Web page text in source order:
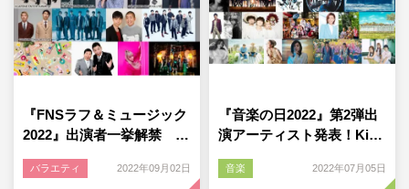
『FNSラフ＆ミュージック
2022』出演者一挙解禁 …
バラエティ 2022年09月02日
『音楽の日2022』第2弾出
演アーティスト発表！Ki…
音楽 2022年07月05日